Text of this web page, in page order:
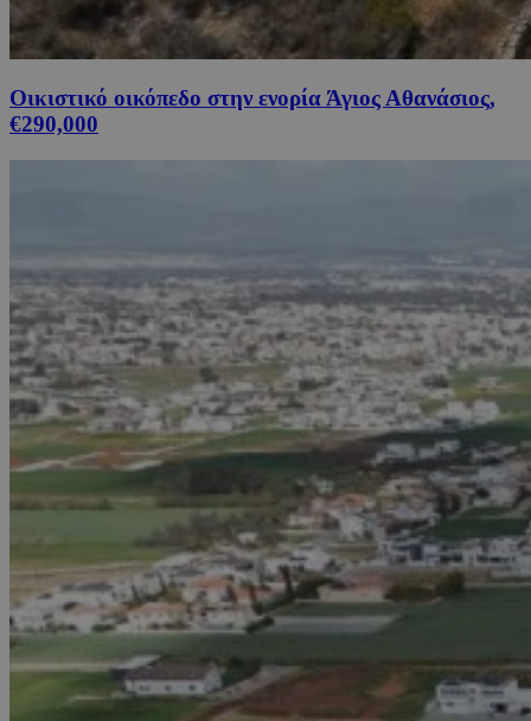
Οικιστικό οικόπεδο στην ενορία Άγιος Αθανάσιος,
€290,000